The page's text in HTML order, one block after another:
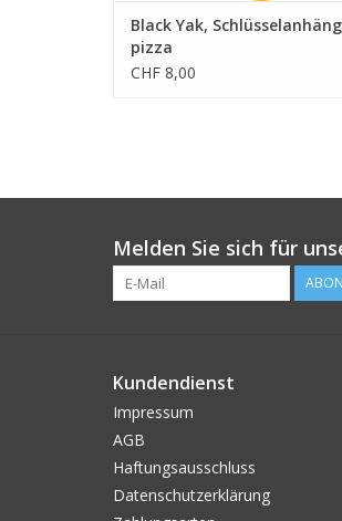
Black Yak,
pizza
CHF 8,00
Melden Sie sich für
Kundendienst
Impressum
AGB
Haftungsausschluss
Datenschutzerklärung